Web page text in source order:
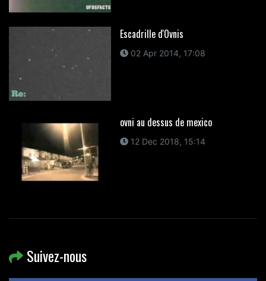
Escadrille d'Ovnis
02 Apr 2014, 17:08
ovni au dessus de mexico
12 Dec 2018, 15:14
Suivez-nous